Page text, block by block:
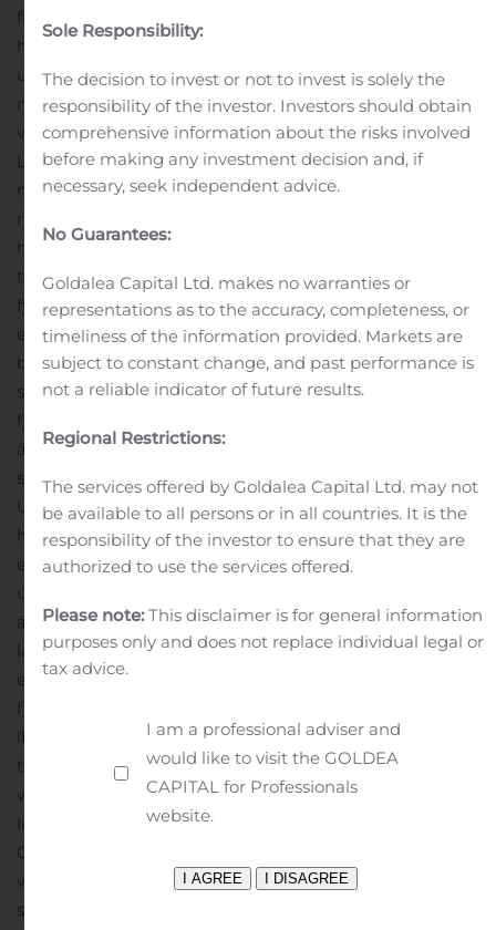
frá áramótum, eða um rúma 72,3 milljarða króna. Innlán
hjá Landsbankanum jukust um 1,5% frá áramótum, eða
um 10,7 milljarða króna.Eigið fé Landsbankans var 243,9
milljarðar króna 30. september sl. og eiginfjárhlutfallið
var 23,6%.Lilja Björk Einarsdóttir, bankastjóri
Landsbankans, segir:„Uppgjör Landsbankans fyrir fyrstu
níu mánuði ársins endurspeglar stöðugan og góðan
rekstur. Kostnaður heldur áfram að lækka en tekjur
hafa á hinn bóginn aukist. Kostnaðarhlutfall á
tímabilinu var um 41,4% sem er lægra en á sama tíma í
fyrra. Þá sýna kannanir að viðskiptavinir Landsbankans
eru sífellt ánægðari með þjónustuna og traust til
bankans hefur aukist. Við ætlum að halda áfram á
sömu braut; að bjóða framúrskarandi og trausta
fjármálaþjónustu en gæta um leið aðhalds í rekstri
ásamt því að leggja áherslu á að samþætta
samfélagsábyrgð við stefnu og starfsemi bankans.
Uppgjörið ber þess einnig merki að umsvif í hagkerfinu
hafa dregist saman. Rekstrarumhverfi fyrirtækja er
erfiðara og sú staða veldur nokkurri virðisrýrnun
útlána.
á árinu hafa óverðtryggðir breytilegir íbúðalánavextir
lækkað um 0,8 prósentustig, en óverðtryggð íbúðalán
eru algengasta fjármögnunarleið einstaklinga. Um 340
fjölskyldur og einstaklingar fjármögnuðu sína fyrstu
íbúð hjá bankanum á ársfjórðungnum, í langflestum
tilfellum með óverðtryggðum lánum. Í lækkandi
vaxtaumhverfi er óhjákvæmilegt að vextir á innlánum
lækki einnig en algengir innlánsvextir hafa lækkað um
0,7 prósentustig. Þannig reynum við að koma til móts
við þá viðskiptavini sem hafa treyst okkur fyrir sparnaði
sínum, jafnt og þá sem eru með útlán. Ákvarðanir
Sole Responsibility:
The decision to invest or not to invest is solely the
responsibility of the investor. Investors should obtain
comprehensive information about the risks involved
before making any investment decision and, if
necessary, seek independent advice.
No Guarantees:
Goldalea Capital Ltd. makes no warranties or
representations as to the accuracy, completeness, or
timeliness of the information provided. Markets are
subject to constant change, and past performance is
not a reliable indicator of future results.
Regional Restrictions:
The services offered by Goldalea Capital Ltd. may not
be available to all persons or in all countries. It is the
responsibility of the investor to ensure that they are
authorized to use the services offered.
Please note:This disclaimer is for general information
purposes only and does not replace individual legal or
tax advice.
I am a professional adviser and
would like to visit the GOLDEA
CAPITAL for Professionals
website.